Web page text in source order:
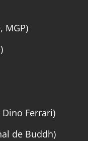
MGP)
Ferrari)
de Buddh)